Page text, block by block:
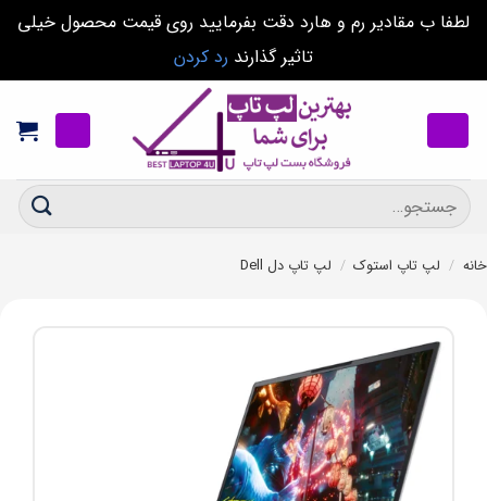
لطفا ب مقادیر رم و هارد دقت بفرمایید روی قیمت محصول خیلی
تاثیر گذارند رد کردن
content
جستجو
برای:
خانه / لپ تاپ استوک / لپ تاپ دل Dell